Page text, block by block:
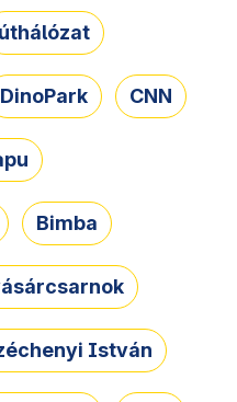
úthálózat
DinoPark CNN
Bimba
István